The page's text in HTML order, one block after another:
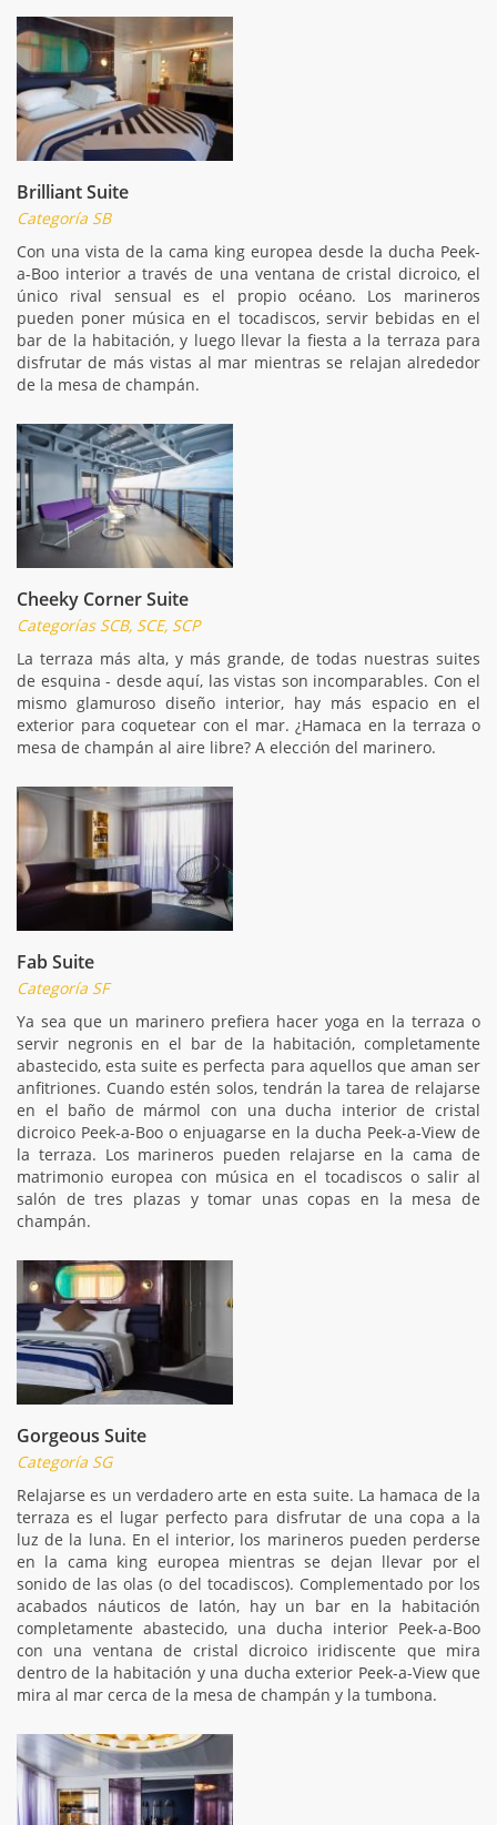
Brilliant Suite
Categoría SB
Con una vista de la cama king europea desde la ducha Peek-
a-Boo interior a través de una ventana de cristal dicroico, el
único rival sensual es el propio océano. Los marineros
pueden poner música en el tocadiscos, servir bebidas en el
bar de la habitación, y luego llevar la fiesta a la terraza para
disfrutar de más vistas al mar mientras se relajan alrededor
de la mesa de champán.
Cheeky Corner Suite
Categorías SCB, SCE, SCP
La terraza más alta, y más grande, de todas nuestras suites
de esquina - desde aquí, las vistas son incomparables. Con el
mismo glamuroso diseño interior, hay más espacio en el
exterior para coquetear con el mar. ¿Hamaca en la terraza o
mesa de champán al aire libre? A elección del marinero.
Fab Suite
Categoría SF
Ya sea que un marinero prefiera hacer yoga en la terraza o
servir negronis en el bar de la habitación, completamente
abastecido, esta suite es perfecta para aquellos que aman ser
anfitriones. Cuando estén solos, tendrán la tarea de relajarse
en el baño de mármol con una ducha interior de cristal
dicroico Peek-a-Boo o enjuagarse en la ducha Peek-a-View de
la terraza. Los marineros pueden relajarse en la cama de
matrimonio europea con música en el tocadiscos o salir al
salón de tres plazas y tomar unas copas en la mesa de
champán.
Gorgeous Suite
Categoría SG
Relajarse es un verdadero arte en esta suite. La hamaca de la
terraza es el lugar perfecto para disfrutar de una copa a la
luz de la luna. En el interior, los marineros pueden perderse
en la cama king europea mientras se dejan llevar por el
sonido de las olas (o del tocadiscos). Complementado por los
acabados náuticos de latón, hay un bar en la habitación
completamente abastecido, una ducha interior Peek-a-Boo
con una ventana de cristal dicroico iridiscente que mira
dentro de la habitación y una ducha exterior Peek-a-View que
mira al mar cerca de la mesa de champán y la tumbona.